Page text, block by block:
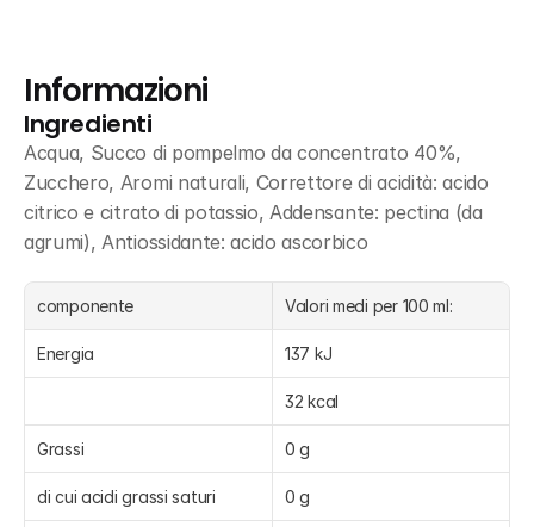
Informazioni
Ingredienti
Acqua, Succo di pompelmo da concentrato 40%,
Zucchero, Aromi naturali, Correttore di acidità: acido
citrico e citrato di potassio, Addensante: pectina (da
agrumi), Antiossidante: acido ascorbico
componente Valori medi per 100 ml:
Energia 137 kJ
32 kcal
Grassi 0 g
di cui acidi grassi saturi 0 g